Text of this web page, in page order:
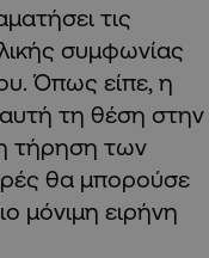
τις
συμφωνίας
Όπως είπε, η
αυτή τη θέση στην
η τήρηση των
θα μπορούσε
μόνιμη ειρήνη